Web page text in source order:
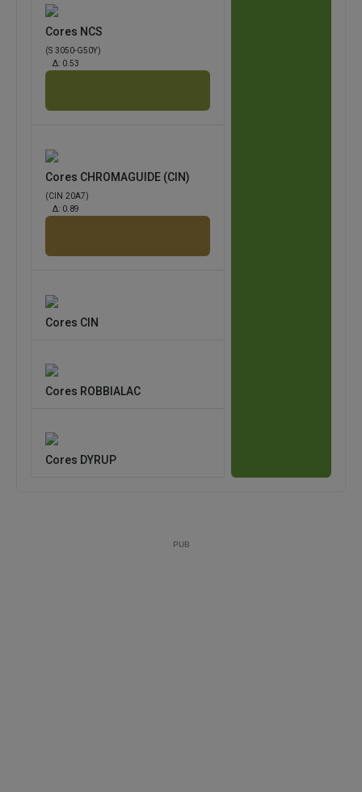
Cores NCS
(S 3050-G50Y)
Δ: 0.53
Cores CHROMAGUIDE (CIN)
(CIN 20A7)
Δ: 0.89
Cores CIN
Cores ROBBIALAC
Cores DYRUP